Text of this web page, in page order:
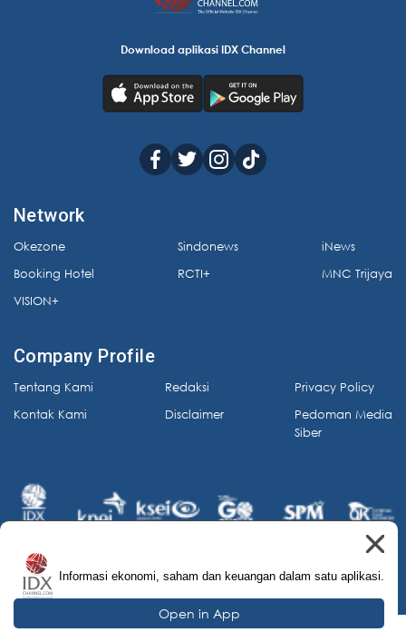
Download aplikasi IDX Channel
Network
Okezone
Booking Hotel
VISION+
Sindonews
RCTI+
iNews
MNC Trijaya
Company Profile
Tentang Kami
Kontak Kami
Redaksi
Disclaimer
Privacy Policy
Pedoman Media
Siber
© 2026 IDX Channel. All Rights Reserved.
Informasi ekonomi, saham dan keuangan dalam satu aplikasi.
Open in App